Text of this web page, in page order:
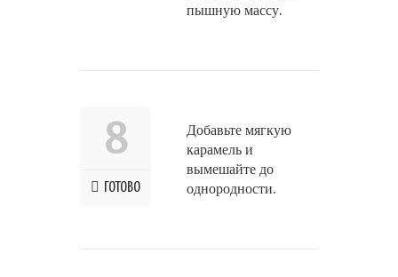
пышную массу.
8
ГОТОВО
Добавьте мягкую
карамель и
вымешайте до
однородности.